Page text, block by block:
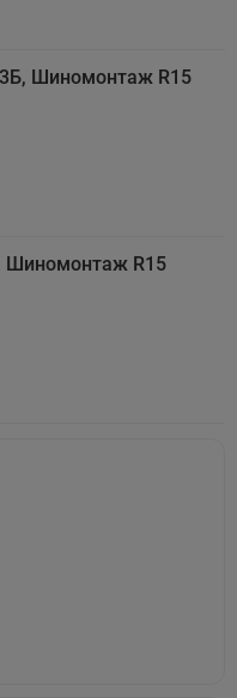
Шиномонтаж R15
Шиномонтаж R15